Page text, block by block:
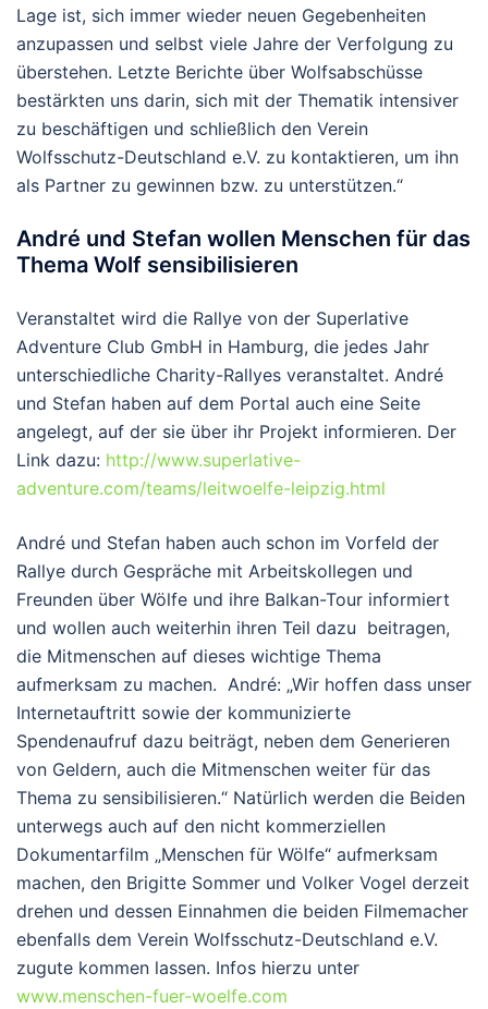
Lage ist, sich immer wieder neuen Gegebenheiten
anzupassen und selbst viele Jahre der Verfolgung zu
überstehen. Letzte Berichte über Wolfsabschüsse
bestärkten uns darin, sich mit der Thematik intensiver
zu beschäftigen und schließlich den Verein
Wolfsschutz-Deutschland e.V. zu kontaktieren, um ihn
als Partner zu gewinnen bzw. zu unterstützen.“
André und Stefan wollen Menschen für das
Thema Wolf sensibilisieren
Veranstaltet wird die Rallye von der Superlative
Adventure Club GmbH in Hamburg, die jedes Jahr
unterschiedliche Charity-Rallyes veranstaltet. André
und Stefan haben auf dem Portal auch eine Seite
angelegt, auf der sie über ihr Projekt informieren. Der
Link dazu: http://www.superlative-
adventure.com/teams/leitwoelfe-leipzig.html
André und Stefan haben auch schon im Vorfeld der
Rallye durch Gespräche mit Arbeitskollegen und
Freunden über Wölfe und ihre Balkan-Tour informiert
und wollen auch weiterhin ihren Teil dazu beitragen,
die Mitmenschen auf dieses wichtige Thema
aufmerksam zu machen. André: „Wir hoffen dass unser
Internetauftritt sowie der kommunizierte
Spendenaufruf dazu beiträgt, neben dem Generieren
von Geldern, auch die Mitmenschen weiter für das
Thema zu sensibilisieren.“ Natürlich werden die Beiden
unterwegs auch auf den nicht kommerziellen
Dokumentarfilm „Menschen für Wölfe“ aufmerksam
machen, den Brigitte Sommer und Volker Vogel derzeit
drehen und dessen Einnahmen die beiden Filmemacher
ebenfalls dem Verein Wolfsschutz-Deutschland e.V.
zugute kommen lassen. Infos hierzu unter
www.menschen-fuer-woelfe.com